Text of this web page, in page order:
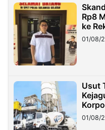
Rp8
ke
Timur
01/08/
Usut
Ritto
01/08/